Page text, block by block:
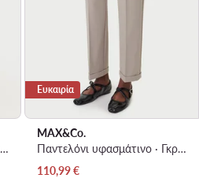
Παντελόνι υφασμάτινο · Γκρι · Regular Fit
Ευκαιρία
MAX&Co.
Παντελόνι υφασμάτινο · Γκρι · Regular Fit
Τρέχουσα τιμή
110,99€